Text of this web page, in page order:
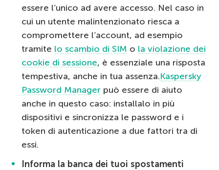
essere l’unico ad avere accesso. Nel caso in
cui un utente malintenzionato riesca a
compromettere l’account, ad esempio
tramite lo scambio di SIM o la violazione dei
cookie di sessione, è essenziale una risposta
tempestiva, anche in tua assenza.Kaspersky
Password Manager può essere di aiuto
anche in questo caso: installalo in più
dispositivi e sincronizza le password e i
token di autenticazione a due fattori tra di
essi.
Informa la banca dei tuoi spostamenti